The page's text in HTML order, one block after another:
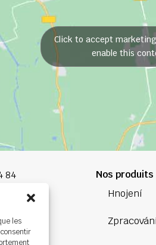
les
Click to accept
enable this
84
Nos produits
Hnojení